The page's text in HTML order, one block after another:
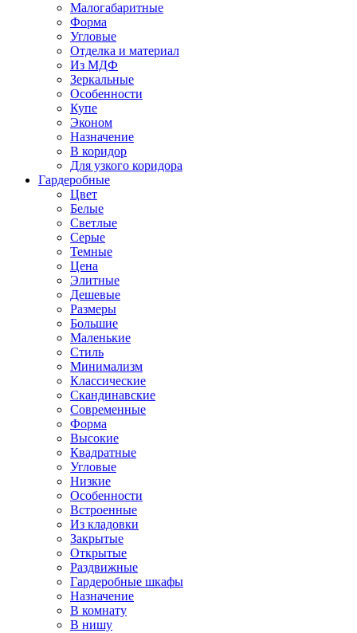
Малогабаритные
Форма
Угловые
Отделка и материал
Из МДФ
Зеркальные
Особенности
Купе
Эконом
Назначение
В коридор
Для узкого коридора
Гардеробные
Цвет
Белые
Светлые
Серые
Темные
Цена
Элитные
Дешевые
Размеры
Большие
Маленькие
Стиль
Минимализм
Классические
Скандинавские
Современные
Форма
Высокие
Квадратные
Угловые
Низкие
Особенности
Встроенные
Из кладовки
Закрытые
Открытые
Раздвижные
Гардеробные шкафы
Назначение
В комнату
В нишу